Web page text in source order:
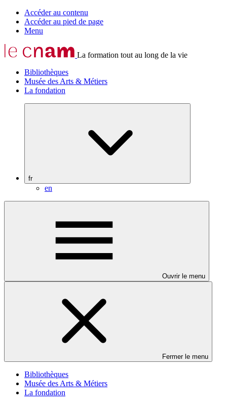
Accéder au contenu
Accéder au pied de page
Menu
La formation tout au long de la vie
Bibliothèques
Musée des Arts & Métiers
La fondation
fr
en
Ouvrir le menu
Fermer le menu
Bibliothèques
Musée des Arts & Métiers
La fondation